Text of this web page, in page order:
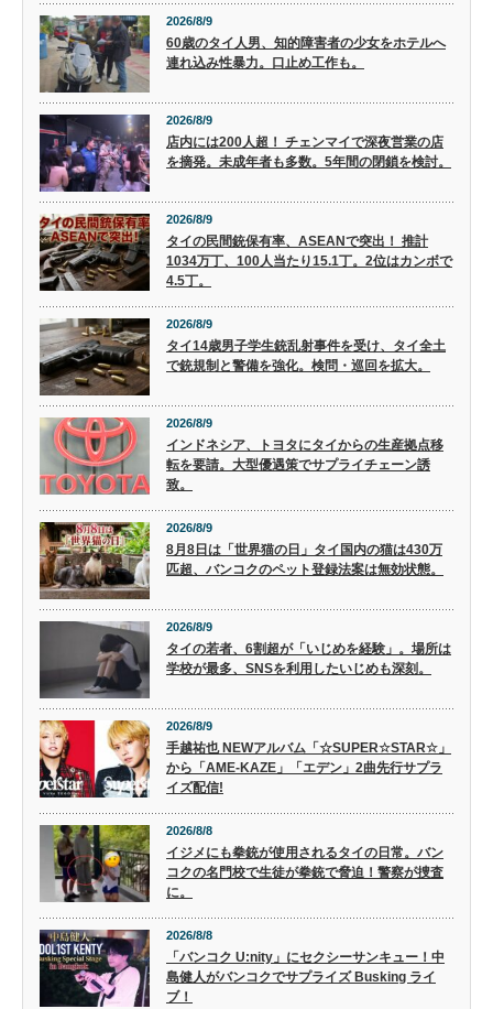
2026/8/9
60歳のタイ人男、知的障害者の少女をホテルへ
連れ込み性暴力。口止め工作も。
2026/8/9
店内には200人超！ チェンマイで深夜営業の店
を摘発。未成年者も多数。5年間の閉鎖を検討。
2026/8/9
タイの民間銃保有率、ASEANで突出！ 推計
1034万丁、100人当たり15.1丁。2位はカンボで
4.5丁。
2026/8/9
タイ14歳男子学生銃乱射事件を受け、タイ全土
で銃規制と警備を強化。検問・巡回を拡大。
2026/8/9
インドネシア、トヨタにタイからの生産拠点移
転を要請。大型優遇策でサプライチェーン誘
致。
2026/8/9
8月8日は「世界猫の日」タイ国内の猫は430万
匹超、バンコクのペット登録法案は無効状態。
2026/8/9
タイの若者、6割超が「いじめを経験」。場所は
学校が最多、SNSを利用したいじめも深刻。
2026/8/9
手越祐也 NEWアルバム「☆SUPER☆STAR☆」
から「AME-KAZE」「エデン」2曲先行サプラ
イズ配信!
2026/8/8
イジメにも拳銃が使用されるタイの日常。バン
コクの名門校で生徒が拳銃で脅迫！警察が捜査
に。
2026/8/8
「バンコク U:nity」にセクシーサンキュー！中
島健人がバンコクでサプライズ Busking ライ
ブ！